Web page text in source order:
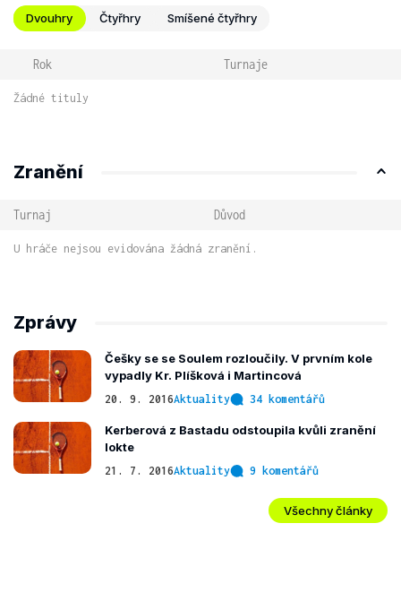
Dvouhry Čtyřhry Smíšené čtyřhry
Rok Turnaje
Žádné tituly
Zranění
Turnaj Důvod
U hráče nejsou evidována žádná zranění.
Zprávy
Češky se se Soulem rozloučily. V prvním kole
vypadly Kr. Plíšková i Martincová
20. 9. 2016Aktuality 34 komentářů
Kerberová z Bastadu odstoupila kvůli zranění
lokte
21. 7. 2016Aktuality 9 komentářů
Všechny články